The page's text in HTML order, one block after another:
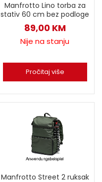
Manfrotto Lino torba za
stativ 60 cm bez podloge
89,00 KM
Nije na stanju
Pročitaj više
Manfrotto Street 2 ruksak